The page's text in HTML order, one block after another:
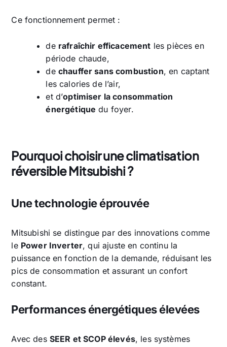
Ce fonctionnement permet :
de rafraîchir efficacement les pièces en
période chaude,
de chauffer sans combustion, en captant
les calories de l’air,
et d’optimiser la consommation
énergétique du foyer.
Pourquoi choisir une climatisation
réversible Mitsubishi ?
Une technologie éprouvée
Mitsubishi se distingue par des innovations comme
le Power Inverter, qui ajuste en continu la
puissance en fonction de la demande, réduisant les
pics de consommation et assurant un confort
constant.
Performances énergétiques élevées
Avec des SEER et SCOP élevés, les systèmes